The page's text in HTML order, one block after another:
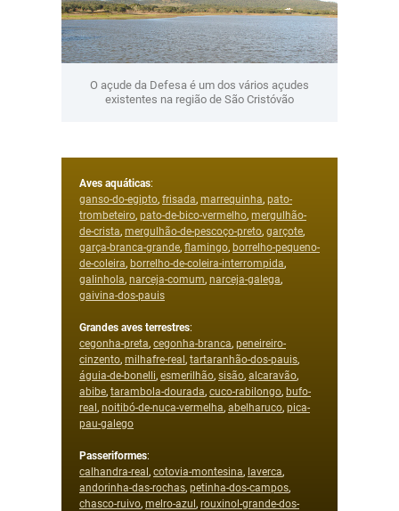
O açude da Defesa é um dos vários açudes
existentes na região de São Cristóvão
Aves aquáticas:
ganso-do-egipto, frisada, marrequinha, pato-
trombeteiro, pato-de-bico-vermelho, mergulhão-
de-crista, mergulhão-de-pescoço-preto, garçote,
garça-branca-grande, flamingo, borrelho-pequeno-
de-coleira, borrelho-de-coleira-interrompida,
galinhola, narceja-comum, narceja-galega,
gaivina-dos-pauis
Grandes aves terrestres:
cegonha-preta, cegonha-branca, peneireiro-
cinzento, milhafre-real , tartaranhão-dos-pauis,
águia-de-bonelli, esmerilhão, sisão, alcaravão,
abibe, tarambola-dourada, cuco-rabilongo, bufo-
real , noitibó-de-nuca-vermelha, abelharuco, pica-
pau-galego
Passeriformes:
calhandra-real , cotovia-montesina, laverca,
andorinha-das-rochas, petinha-dos-campos,
chasco-ruivo, melro-azul , rouxinol-grande-dos-